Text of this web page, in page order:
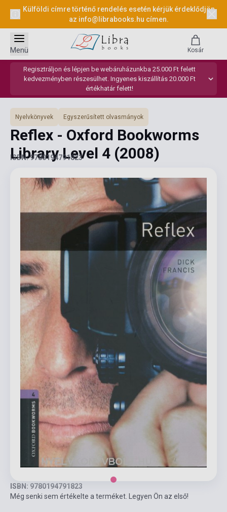
Külföldi címre történő rendelés esetén kérjük érdeklődjön
az info@librabooks.hu címen.
Regisztráljon és lépjen be webáruházunkba 25.000 Ft felett
kedvezményben részesülhet. Ingyenes kiszállítás 20.000 Ft
értékhatár felett!
Menü Kosár
Nyelvkönyvek Egyszerűsített olvasmányok
Reflex - Oxford Bookworms
Library Level 4 (2008)
ISBN: 9780194791823
ISBN: 9780194791823
Még senki sem értékelte a terméket. Legyen Ön az első!